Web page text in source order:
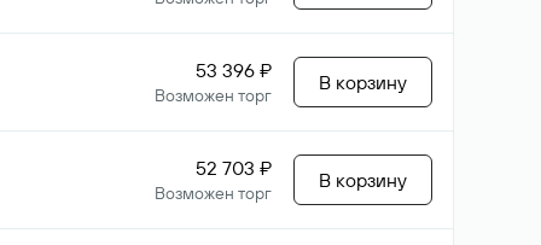
53 396 ₽
Возможен торг
В корзину
52 703 ₽
Возможен торг
В корзину